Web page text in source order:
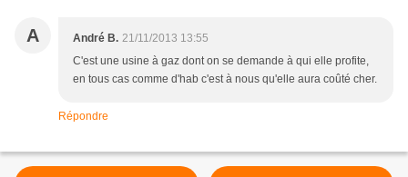
A André B. 21/11/2013 13:55
C'est une usine à gaz dont on se demande à qui elle profite,
en tous cas comme d'hab c'est à nous qu'elle aura coûté cher.
Répondre